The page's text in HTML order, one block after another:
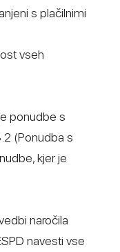
s plačilnimi
vseh
ponudbe s
(Ponudba s
kjer je
naročila
navesti vse